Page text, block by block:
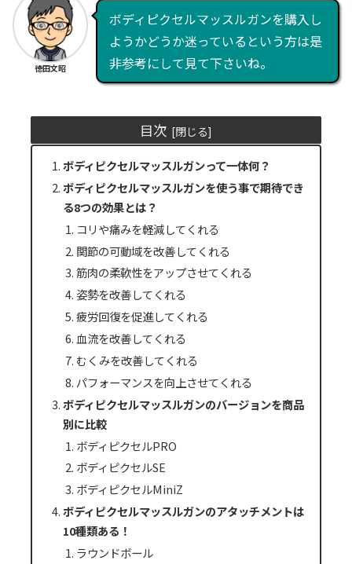
徳田文昭
ボディピクセルマッスルガンを購入し
ようかどうか迷っているという方は是
非参考にして見て下さいね。
目次
ボディピクセルマッスルガンって一体何？
ボディピクセルマッスルガンを使う事で期待でき
る8つの効果とは？
コリや痛みを軽減してくれる
関節の可動域を改善してくれる
筋肉の柔軟性をアップさせてくれる
姿勢を改善してくれる
疲労回復を促進してくれる
血流を改善してくれる
むくみを改善してくれる
パフォーマンスを向上させてくれる
ボディピクセルマッスルガンのバージョンを商品
別に比較
ボディピクセルPRO
ボディピクセルSE
ボディピクセルMiniZ
ボディピクセルマッスルガンのアタッチメントは
10種類ある！
ラウンドボール